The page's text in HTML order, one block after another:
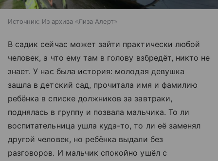
Источник: Из архива «Лиза Алерт»
В садик сейчас может зайти практически любой
человек, а что ему там в голову взбредёт, никто не
знает. У нас была история: молодая девушка
зашла в детский сад, прочитала имя и фамилию
ребёнка в списке должников за завтраки,
поднялась в группу и позвала мальчика. То ли
воспитательница ушла куда-то, то ли её заменял
другой человек, но ребёнка выдали без
разговоров. И мальчик спокойно ушёл с